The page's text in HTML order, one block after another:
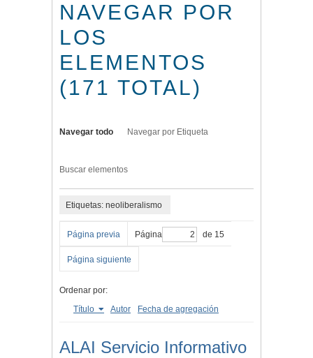
NAVEGAR POR
LOS
ELEMENTOS
(171 TOTAL)
Navegar todo Navegar por Etiqueta
Buscar elementos
Etiquetas: neoliberalismo
Página previa Página de 15
Página siguiente
Ordenar por:
Título
Autor Fecha de agregación
ALAI Servicio Informativo